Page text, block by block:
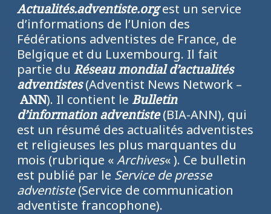
Actualités.adventiste.orgest un service
d’informations de l’Union des
Fédérations adventistes de France, de
Belgique et du Luxembourg. Il fait
partie du Réseau mondial d’actualités
adventistes(Adventist News Network –
ANN). Il contient le Bulletin
d’information adventiste(BIA-ANN), qui
est un résumé des actualités adventistes
et religieuses les plus marquantes du
mois (rubrique «Archives« ). Ce bulletin
est publié par le Service de presse
adventiste(Service de communication
adventiste francophone).